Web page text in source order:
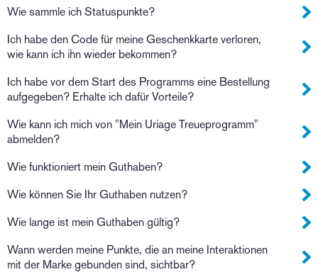
Wie sammle ich Statuspunkte?
Ich habe den Code für meine Geschenkkarte verloren,
wie kann ich ihn wieder bekommen?
Ich habe vor dem Start des Programms eine Bestellung
aufgegeben? Erhalte ich dafür Vorteile?
Wie kann ich mich von "Mein Uriage Treueprogramm"
abmelden?
Wie funktioniert mein Guthaben?
Wie können Sie Ihr Guthaben nutzen?
Wie lange ist mein Guthaben gültig?
Wann werden meine Punkte, die an meine Interaktionen
mit der Marke gebunden sind, sichtbar?